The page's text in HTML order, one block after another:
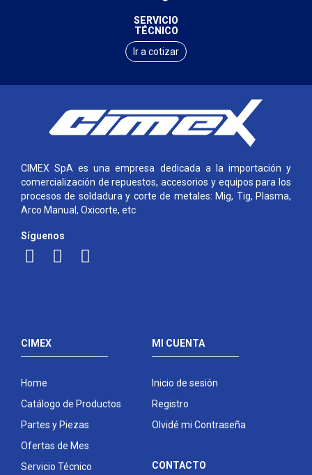
SERVICIO
TÉCNICO
Ir a cotizar
CIMEX SpA es una empresa dedicada a la importación y
comercialización de repuestos, accesorios y equipos para los
procesos de soldadura y corte de metales: Mig, Tig, Plasma,
Arco Manual, Oxicorte, etc
Síguenos
CIMEX
Home
Catálogo de Productos
Partes y Piezas
Ofertas de Mes
Servicio Técnico
MI CUENTA
Inicio de sesión
Registro
Olvidé mi Contraseña
CONTACTO